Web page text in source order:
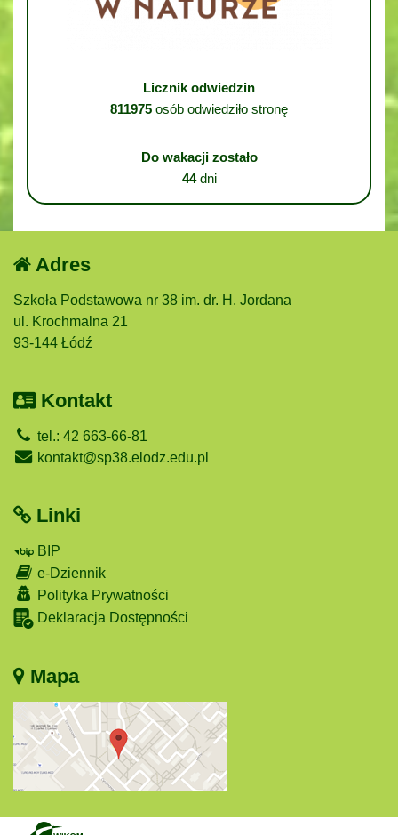
Licznik odwiedzin
811975 osób odwiedziło stronę
Do wakacji zostało
44dni
Adres
Szkoła Podstawowa nr 38 im. dr. H. Jordana
ul. Krochmalna 21
93-144 Łódź
Kontakt
tel.: 42 663-66-81
kontakt@sp38.elodz.edu.pl
Linki
BIP
e-Dziennik
Polityka Prywatności
Deklaracja Dostępności
Mapa